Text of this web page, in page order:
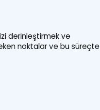
derinleştirmek ve
noktalar ve bu süreçte